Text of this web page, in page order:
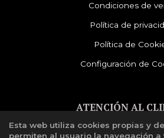
Condiciones de
Política de
Política de
Configuración de
ATENCIÓN AL
Quiénes somos
Esta web utiliza cookies propias y
permiten al usuario la navegación